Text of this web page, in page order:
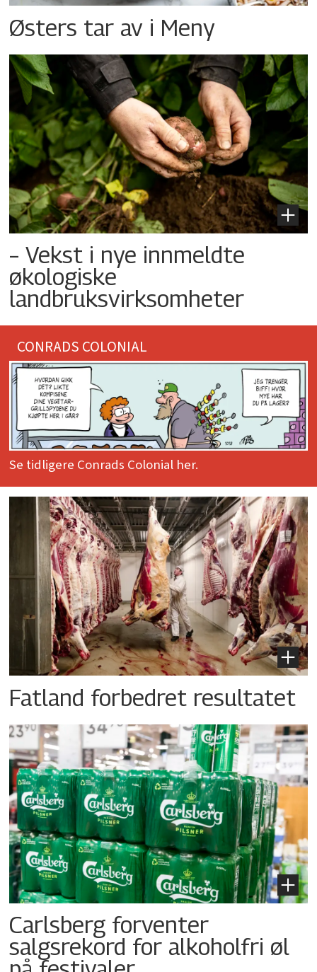
Østers tar av i Meny
– Vekst i nye innmeldte
økologiske
landbruksvirksomheter
CONRADS COLONIAL
Se tidligere Conrads Colonial her.
Fatland forbedret resultatet
Carlsberg forventer
salgsrekord for alkoholfri øl